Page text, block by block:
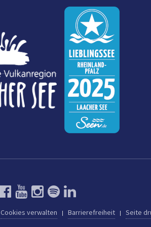
Cookies verwalten Barrierefreiheit Seite